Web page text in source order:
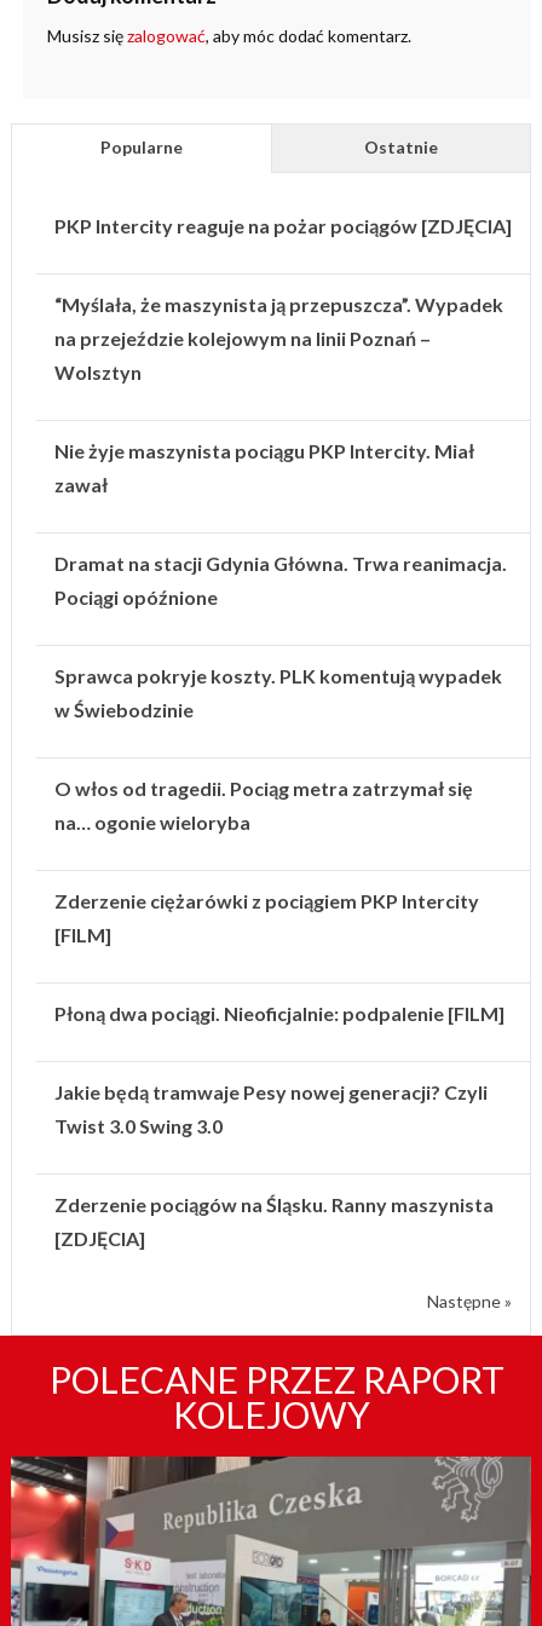
Musisz sięzalogować, aby móc dodać komentarz.
Popularne Ostatnie
PKP Intercity reaguje na pożar pociągów [ZDJĘCIA]
“Myślała, że maszynista ją przepuszcza”. Wypadek
na przejeździe kolejowym na linii Poznań –
Wolsztyn
Nie żyje maszynista pociągu PKP Intercity. Miał
zawał
Dramat na stacji Gdynia Główna. Trwa reanimacja.
Pociągi opóźnione
Sprawca pokryje koszty. PLK komentują wypadek
w Świebodzinie
O włos od tragedii. Pociąg metra zatrzymał się
na… ogonie wieloryba
Zderzenie ciężarówki z pociągiem PKP Intercity
[FILM]
Płoną dwa pociągi. Nieoficjalnie: podpalenie [FILM]
Jakie będą tramwaje Pesy nowej generacji? Czyli
Twist 3.0 Swing 3.0
Zderzenie pociągów na Śląsku. Ranny maszynista
[ZDJĘCIA]
Następne »
POLECANE PRZEZ RAPORT
KOLEJOWY